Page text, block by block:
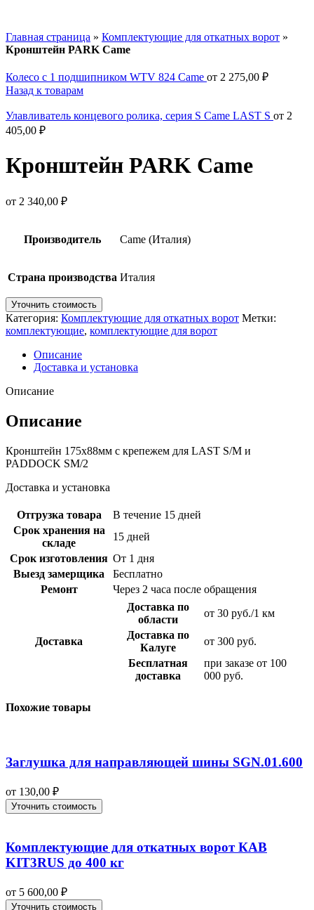
Главная страница » Комплектующие для откатных ворот »
Кронштейн PARK Came
Колесо с 1 подшипником WTV 824 Came от 2 275,00 ₽
Назад к товарам
Улавливатель концевого ролика, серия S Came LAST S от 2
405,00 ₽
Кронштейн PARK Came
от 2 340,00 ₽
Производитель Came (Италия)
Страна производства Италия
Уточнить стоимость
Категория: Комплектующие для откатных ворот Метки:
комплектующие, комплектующие для ворот
Описание
Доставка и установка
Описание
Описание
Кронштейн 175х88мм с крепежем для LAST S/M и
PADDOCK SM/2
Доставка и установка
Отгрузка товара
В течение 15 дней
Срок хранения на
складе
15 дней
Срок изготовления От 1 дня
Выезд замерщика
Бесплатно
Ремонт
Через 2 часа после обращения
Доставка
Доставка по
области
от 30 руб./1 км
Доставка по
Калуге
от 300 руб.
Бесплатная
доставка
при заказе от 100
000 руб.
Похожие товары
Заглушка для направляющей шины SGN.01.600
от 130,00 ₽
Уточнить стоимость
Комплектующие для откатных ворот КАВ
KIT3RUS до 400 кг
от 5 600,00 ₽
Уточнить стоимость